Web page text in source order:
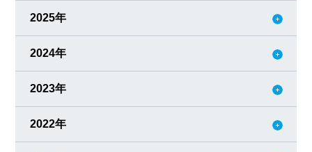
2025年
2024年
2023年
2022年